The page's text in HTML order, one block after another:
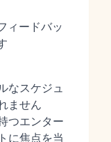
ィードバッ
なスケジュ
ません
つエンター
に焦点を当